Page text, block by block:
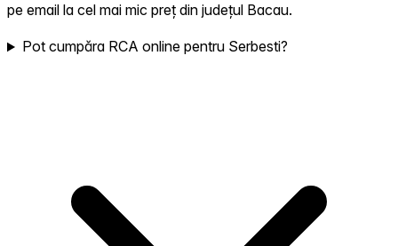
pe email la cel mai mic preț din județul Bacau.
Pot cumpăra RCA online pentru Serbesti?